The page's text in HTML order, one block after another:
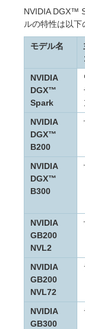
NVIDIA DGX™
ルの特性は以下
モデル名
NVIDIA
DGX™
Spark
NVIDIA
DGX™
B200
NVIDIA
DGX™
B300
NVIDIA
GB200
NVL2
NVIDIA
GB200
NVL72
NVIDIA
GB300